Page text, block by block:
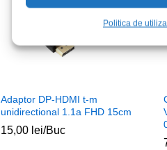
Politica de
Adaptor DP-HDMI t-m
unidirectional 1.1a FHD 15cm
15,00 lei/Buc